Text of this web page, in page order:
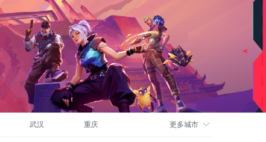
武汉 重庆 更多城市